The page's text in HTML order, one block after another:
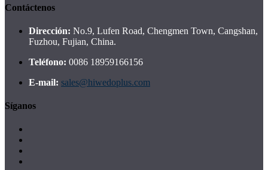
Contáctenos
Dirección: No.9, Lufen Road, Chengmen Town, Cangshan,
Fuzhou, Fujian, China.
Teléfono: 0086 18959166156
E-mail: sales@hiwedoplus.com
Síganos